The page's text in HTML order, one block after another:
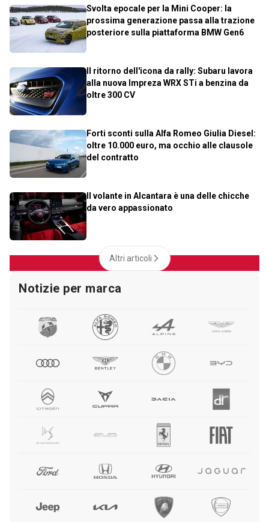
Svolta epocale per la Mini Cooper: la
prossima generazione passa alla trazione
posteriore sulla piattaforma BMW Gen6
Il ritorno dell'icona da rally: Subaru lavora
alla nuova Impreza WRX STi a benzina da
oltre 300 CV
Forti sconti sulla Alfa Romeo Giulia Diesel:
oltre 10.000 euro, ma occhio alle clausole
del contratto
Il volante in Alcantara è una delle chicche
da vero appassionato
Altri articoli
Notizie per marca